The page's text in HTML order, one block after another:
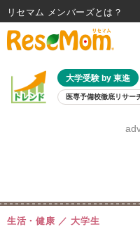
大学受験 by 東進
医専予備校徹底リサー
8月開催
生活・健康 大学生
リセマム メンバーズ